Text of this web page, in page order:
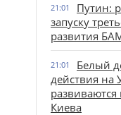
21:01
Путин:
запуску
развития
21:01
Белый
действия на
развиваются
Киева